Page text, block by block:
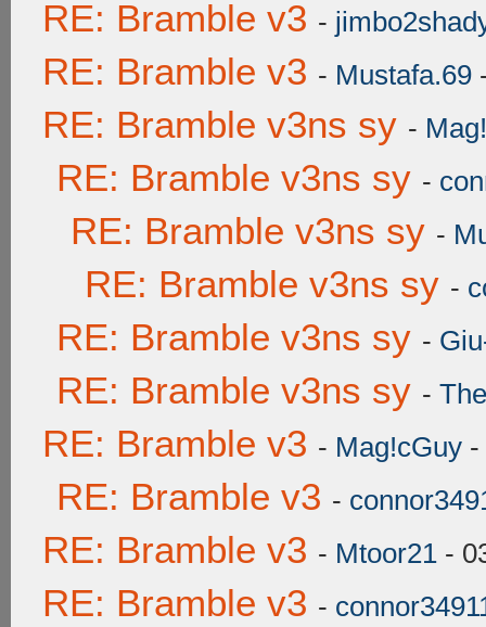
RE: Bramble v3 -
RE: Bramble v3 - Mustafa.69
RE: Bramble v3ns sy -
RE: Bramble v3ns sy -
RE: Bramble v3ns sy -
RE: Bramble v3ns sy -
RE: Bramble v3ns sy -
RE: Bramble v3ns sy -
RE: Bramble v3 - Mag!cGuy -
RE: Bramble v3 -
RE: Bramble v3 - Mtoor21 -
RE: Bramble v3 -